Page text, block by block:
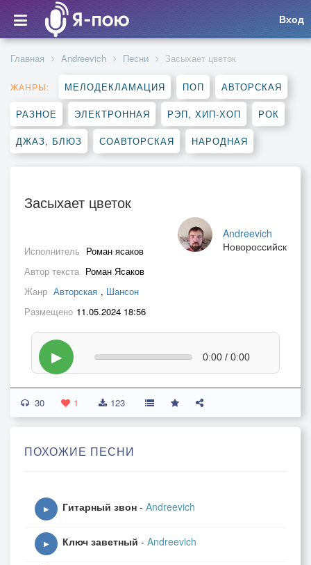
Вход
Главная Andreevich Песни Засыхает цветок
ЖАНРЫ: МЕЛОДЕКЛАМАЦИЯ ПОП АВТОРСКАЯ
РАЗНОЕ ЭЛЕКТРОННАЯ РЭП, ХИП-ХОП РОК
ДЖАЗ, БЛЮЗ СОАВТОРСКАЯ НАРОДНАЯ
Засыхает цветок
Andreevich
Новороссийск
Исполнитель Роман ясаков
Автор текста Роман Ясаков
Жанр Авторская , Шансон
Размещено 11.05.2024 18:56
▶ 0:00 / 0:00
30 1 123
ПОХОЖИЕ ПЕСНИ
▶ Гитарный звон - Andreevich
▶ Ключ заветный - Andreevich